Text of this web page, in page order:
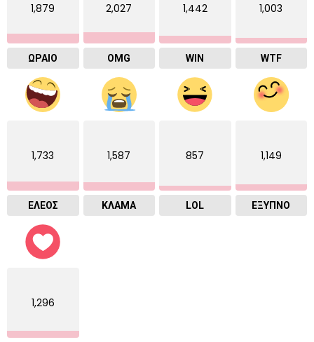
1,879
ΩΡΑΙΟ
2,027
OMG
1,442
WIN
1,003
WTF
1,733
ΕΛΕΟΣ
1,587
ΚΛΑΜΑ
857
LOL
1,149
ΈΞΥΠΝΟ
1,296